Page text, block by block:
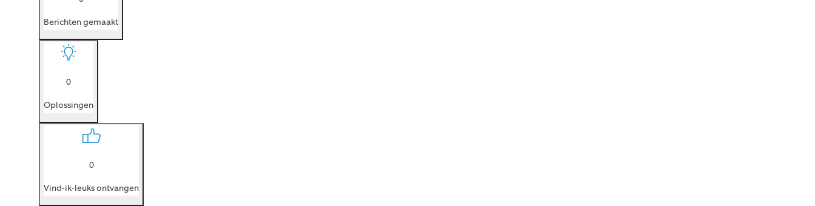
Berichten gemaakt
0
Oplossingen
0
Vind-ik-leuks ontvangen